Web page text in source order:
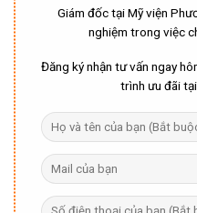
Giám đốc tại Mỹ viện
nghiệm trong việc
Đăng ký nhận tư vấn ngay
trình ưu đãi